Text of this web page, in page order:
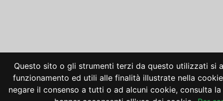
Questo sito o gli strumenti terzi da questo utilizzati si
funzionamento ed utili alle finalità illustrate nella
negare il consenso a tutti o ad alcuni cookie, consulta